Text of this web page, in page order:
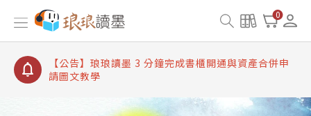
0
【公告】琅琅讀墨書櫃開通常見問題
【公告】琅琅讀墨 3 分鐘完成書櫃開通與資產合併申
【公告】琅琅書店服務升級重要說明及資產合併結果
查詢
【公告】琅琅讀墨數位閱讀資產合併與書櫃開通申請